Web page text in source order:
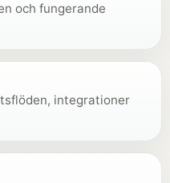
och fungerande
integrationer